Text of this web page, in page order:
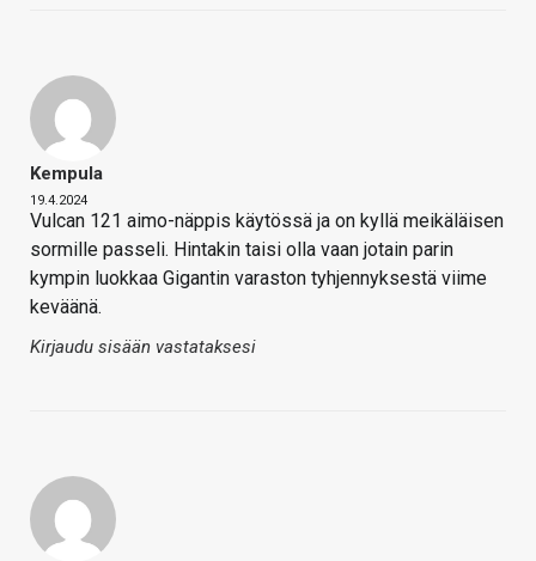
Kempula
19.4.2024
Vulcan 121 aimo-näppis käytössä ja on kyllä meikäläisen
sormille passeli. Hintakin taisi olla vaan jotain parin
kympin luokkaa Gigantin varaston tyhjennyksestä viime
keväänä.
Kirjaudu sisään vastataksesi